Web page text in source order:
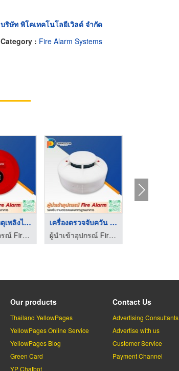
บริษัท พิโคเทคโนโลยีเวิลด์ จำกัด
Category : Fire Alarm Systems
ปุ่มกดแจ้งเหตุเพลิงไ ...
ผู้นำเข้าอุปกรณ์ Fire Alarm มาตรฐานอุตสาหกรรม - ดวงพรสวรรค์
เครื่องตรวจจับควัน ( ...
ผู้นำเข้าอุปกรณ์ Fire Alarm มาตรฐานอุตสาหกรรม - ดวงพรสวรรค์
Our products
Thailand YellowPages
YellowPages Online Service
YellowPages Blog
Green Card
YP Chatbot
Contact Us
Advertising Consultants
Advertise with us
Customer Service
Payment Channel